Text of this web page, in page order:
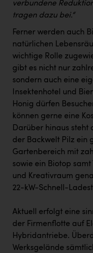
verbundene
tragen dazu bei.“
Ferner werden auch
natürlichen
wichtige Rolle
gibt es nicht nur
sondern auch eine
Insektenhotel und
Honig dürfen
können gerne eine
Darüber hinaus steht
der Backwelt Pilz ein
Gartenbereich mit
sowie ein Biotop
und Kreativraum
22-kW-Schnell-
Aktuell erfolgt eine
der Firmenflotte auf
Hybridantriebe.
Werksgelände